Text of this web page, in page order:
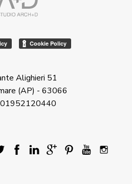
Alighieri 51
(AP) - 63066